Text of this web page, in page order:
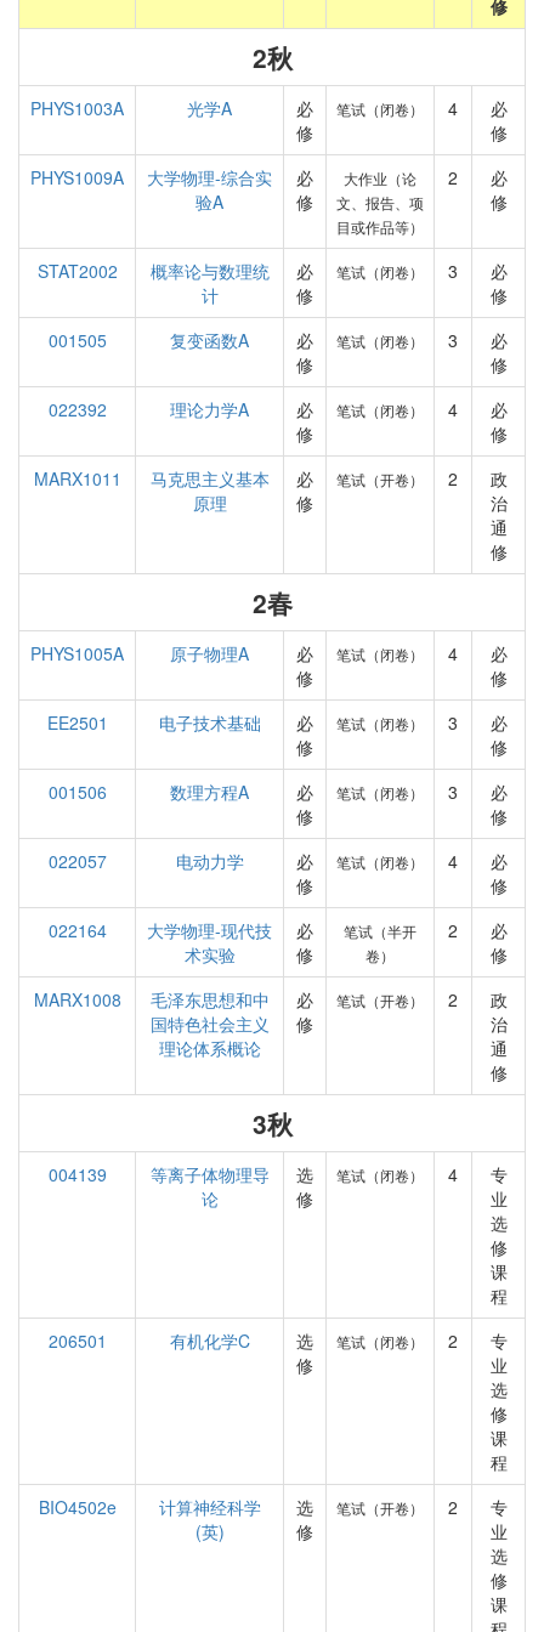
修
2秋
PHYS1003A 光学A
必
修
笔试（闭卷） 4
必
修
PHYS1009A
大学物理-综合实
验A
必
修
大作业（论
文、报告、项
目或作品等）
2
必
修
STAT2002
概率论与数理统
计
必
修
笔试（闭卷） 3
必
修
001505
复变函数A
必
修
笔试（闭卷） 3
必
修
022392
理论力学A
必
修
笔试（闭卷） 4
必
修
MARX1011
马克思主义基本
原理
必
修
笔试（开卷） 2
政
治
通
修
2春
PHYS1005A 原子物理A
必
修
笔试（闭卷） 4
必
修
EE2501
电子技术基础
必
修
笔试（闭卷） 3
必
修
001506
数理方程A
必
修
笔试（闭卷） 3
必
修
022057
电动力学
必
修
笔试（闭卷） 4
必
修
022164
大学物理-现代技
术实验
必
修
笔试（半开
卷）
2
必
修
MARX1008
毛泽东思想和中
国特色社会主义
理论体系概论
必
修
笔试（开卷） 2
政
治
通
修
3秋
004139
等离子体物理导
论
选
修
笔试（闭卷） 4
专
业
选
修
课
程
206501
有机化学C
选
修
笔试（闭卷） 2
专
业
选
修
课
程
BIO4502e
计算神经科学
(英)
选
修
笔试（开卷） 2
专
业
选
修
课